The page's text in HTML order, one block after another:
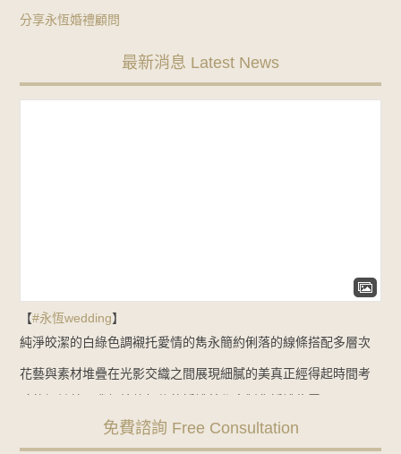
分享永恆婚禮顧問
最新消息 Latest News
【#永恆wedding】
純淨皎潔的白綠色調襯托愛情的雋永簡約俐落的線條搭配多層次
花藝與素材堆疊在光影交織之間展現細膩的美真正經得起時間考
Line諮詢 goo.gl/zbYK49新人預約官網
免費諮詢 Free Consultation